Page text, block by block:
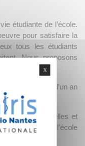
étudiante de l’école.
pour satisfaire la
tous les étudiants
Nous proposons
un mandat d’un an
activités culturelles et
les soirées à l’école
X